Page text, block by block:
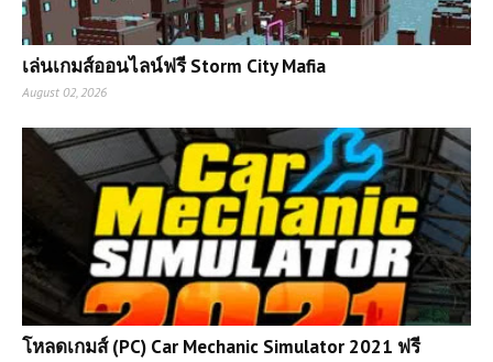
เล่นเกมส์ออนไลน์ฟรี Storm City Mafia
August 02, 2026
โหลดเกมส์ (PC) Car Mechanic Simulator 2021 ฟรี